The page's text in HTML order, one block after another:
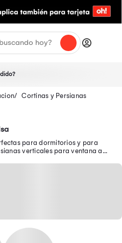
Cortinas y Persianas
para dormitorios y para
verticales para ventana a